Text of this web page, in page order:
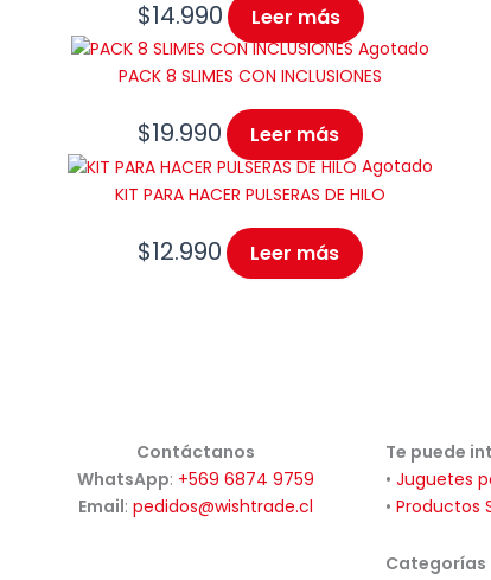
$14.990 Leer más
Agotado
PACK 8 SLIMES CON INCLUSIONES
$19.990 Leer más
Agotado
KIT PARA HACER PULSERAS DE HILO
$12.990 Leer más
Contáctanos
WhatsApp: +569 6874 9759
Email: pedidos@wishtrade.cl
Te puede
• Juguetes
• Productos
Categorías